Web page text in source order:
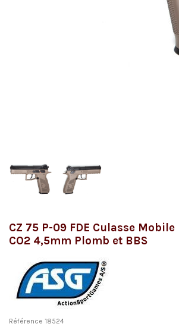
CZ 75 P-09 FDE Culasse
CO2 4,5mm Plomb et BBS
Référence 18524